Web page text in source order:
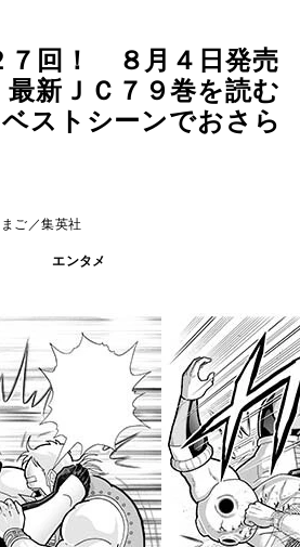
７回！ ８月４日発売
最新ＪＣ７９巻を読む
ストシーンでおさら
ご／集英社
エンタメ